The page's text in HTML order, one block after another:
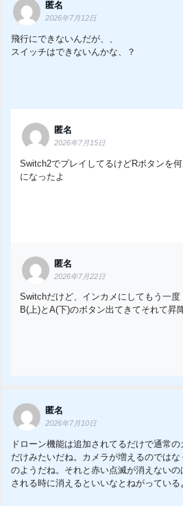
匿名
2026年7月12日
飛行にできないんだが、、
スイッチはできないんかな、？
匿名
2026年7月15日
Switch2でプレイしてるけどRボタンを
になったよ
匿名
2026年7月22日
Switchだけど、インカメにしてもう一
B(上)とA(下)のボタン出てきてそれて昇
匿名
2026年7月10日
ドローン機能は追加されてるだけで通常
だけみたいだね。カメラが増えるのでは
のようだね。それと赤い点滅が消えない
される時に消えるといいなとねがっている